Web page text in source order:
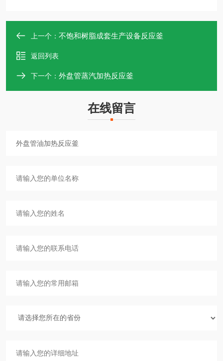
上一个： 不饱和树脂成套生产设备反应釜
返回列表
下一个： 外盘管蒸汽加热反应釜
在线留言